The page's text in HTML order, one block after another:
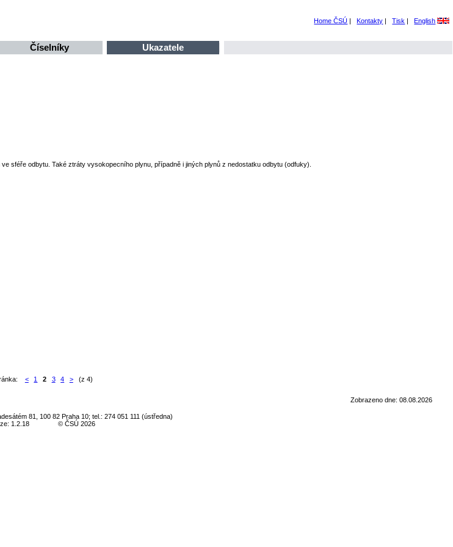
Home ČSÚ | Kontakty | Tisk | English
Číselníky Ukazatele
sféře odbytu. Také ztráty vysokopecního plynu, případně i jiných plynů z nedostatku odbytu (odfuky).
< 1 2 3 4 >(z 4)
Zobrazeno dne: 08.08.2026
81, 100 82 Praha 10; tel.: 274 051 111 (ústředna)
1.2.18
© ČSÚ 2026